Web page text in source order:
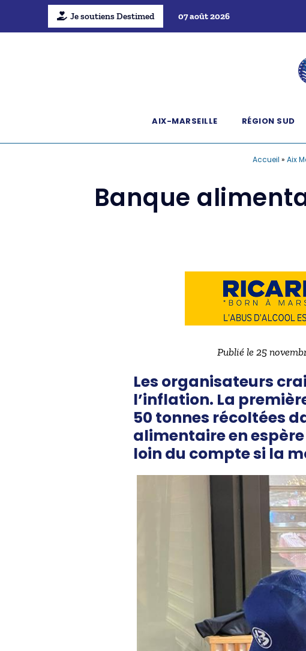
Je soutiens Destimed 07 août 2026
AIX-MARSEILLE RÉGION SUD
Accueil » Aix
Banque
Publié le 25
Les organisateurs
l’inflation. La
50 tonnes récoltées
alimentaire en
loin du compte si la